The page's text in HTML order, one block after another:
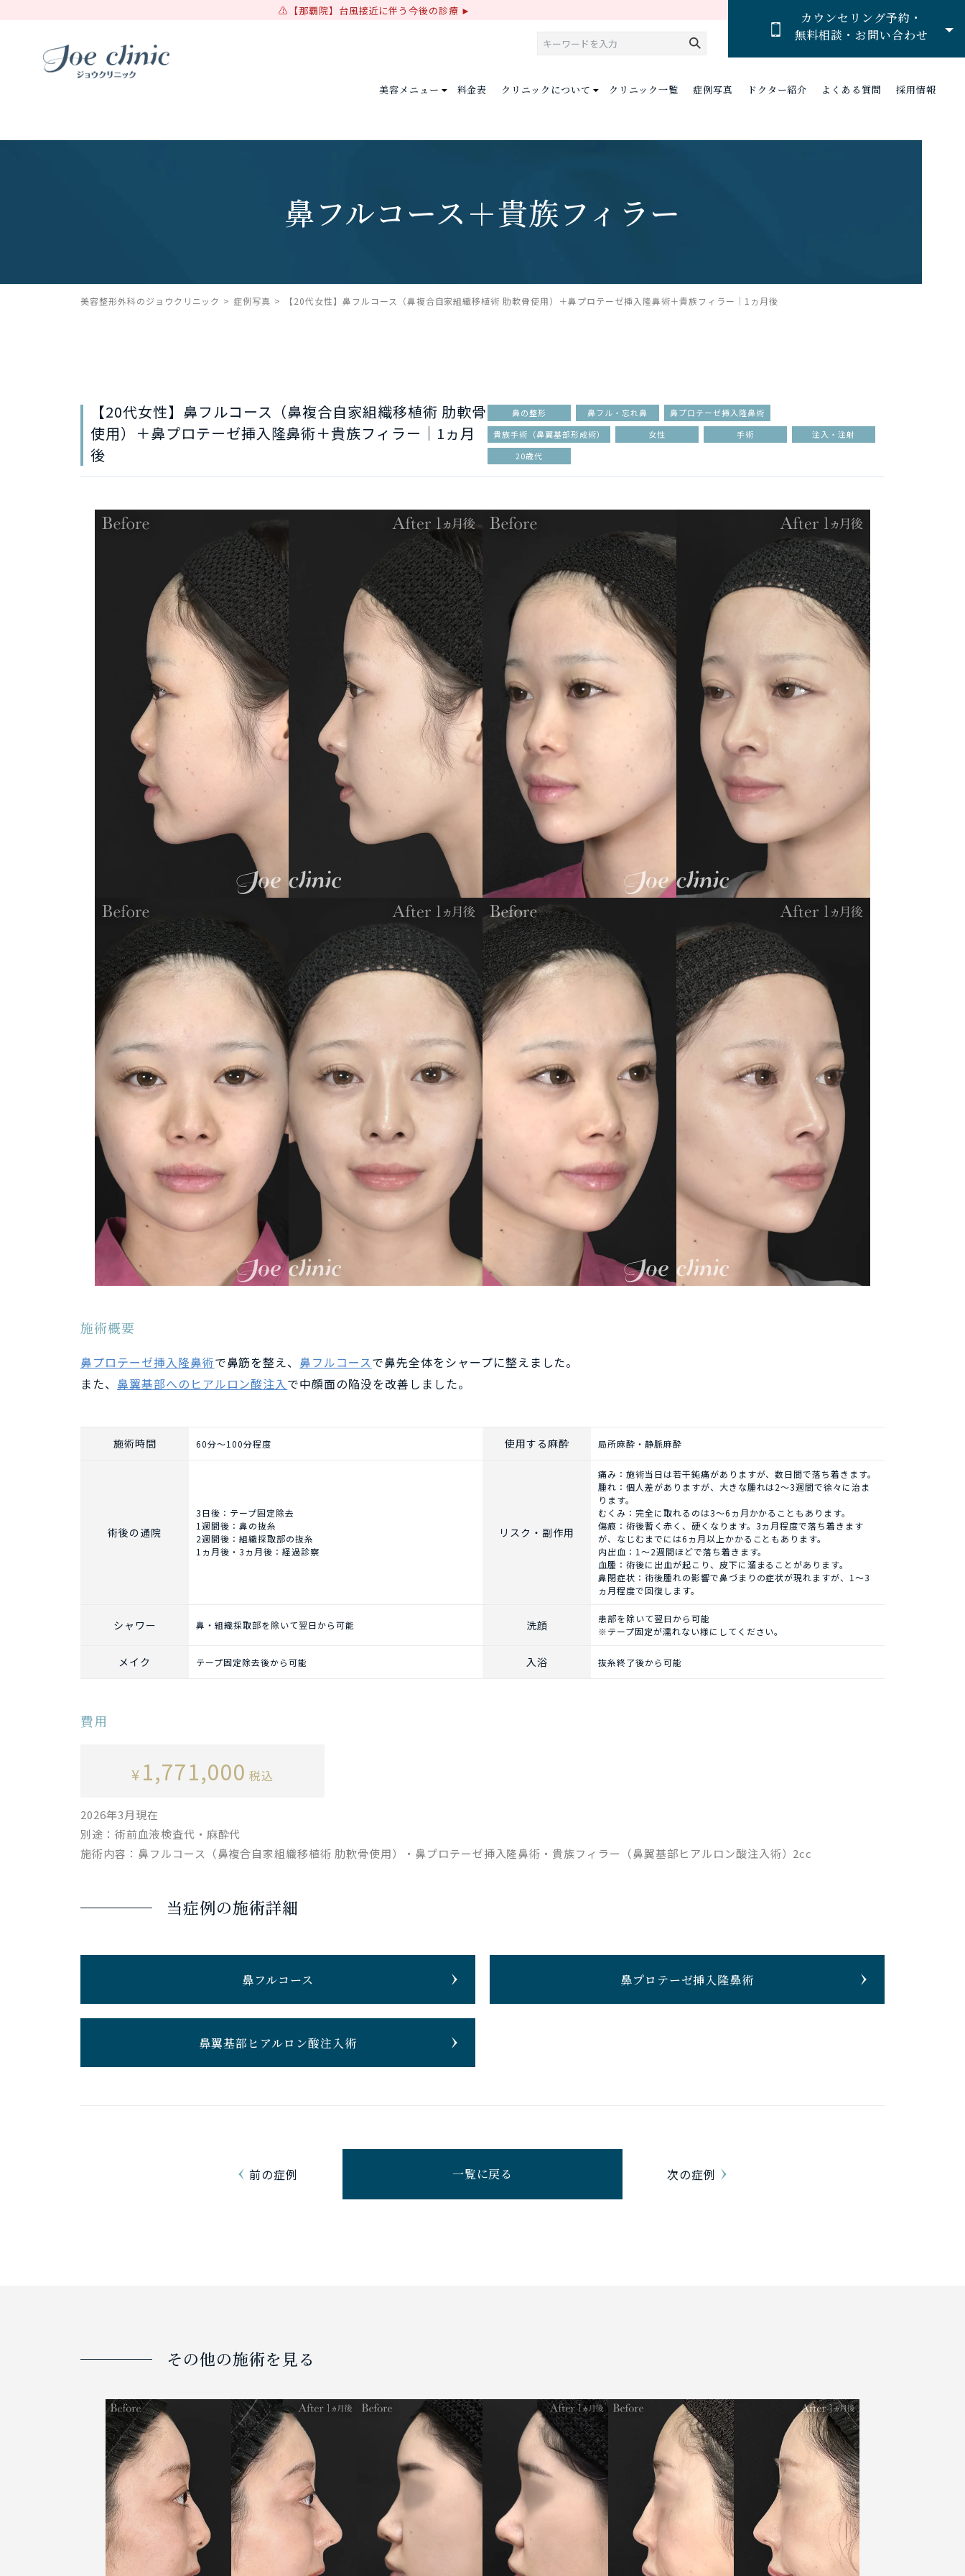
【那覇院】台風接近に伴う今後の診療
カウンセリング予約・
無料相談・お問い合わせ
美容メニュー 料金表 クリニックについて クリニック一覧 症例写真 ドクター紹介 よくある質問 採用情報
鼻フルコース＋貴族フィラー
美容整形外科のジョウクリニック 症例写真 【20代女性】鼻フルコース（鼻複合自家組織移植術 肋軟骨使用）＋鼻プロテーゼ挿入隆鼻術＋貴族フィラー｜1ヵ月後
【20代女性】鼻フルコース（鼻複合自家組織移植術 肋軟骨
使用）＋鼻プロテーゼ挿入隆鼻術＋貴族フィラー｜1ヵ月
後
鼻の整形 鼻フル・忘れ鼻
鼻プロテーゼ挿入隆鼻術
貴族手術（鼻翼基部形成術）
女性 手術
注入・注射
20歳代
施術概要
鼻プロテーゼ挿入隆鼻術で鼻筋を整え、 鼻フルコースで鼻先全体をシャープに整えました。
また、 鼻翼基部へのヒアルロン酸注入で中顔面の陥没を改善しました。
施術時間 60分～100分程度 使用する麻酔 局所麻酔・静脈麻酔
術後の通院
3日後：テープ固定除去
1週間後：鼻の抜糸
2週間後：組織採取部の抜糸
1ヵ月後・3ヵ月後：経過診察
リスク・副作用
痛み：施術当日は若干鈍痛がありますが、数日間で落ち着きます。
腫れ：個人差がありますが、大きな腫れは2～3週間で徐々に治ま
ります。
むくみ：完全に取れるのは3～6ヵ月かかることもあります。
傷痕：術後暫く赤く、硬くなります。3ヵ月程度で落ち着きます
が、なじむまでには6ヵ月以上かかることもあります。
内出血：1～2週間ほどで落ち着きます。
血腫：術後に出血が起こり、皮下に溜まることがあります。
鼻閉症状：術後腫れの影響で鼻づまりの症状が現れますが、1～3
ヵ月程度で回復します。
シャワー 鼻・組織採取部を除いて翌日から可能 洗顔
患部を除いて翌日から可能
※テープ固定が濡れない様にしてください。
メイク テープ固定除去後から可能 入浴 抜糸終了後から可能
費用
¥ 1,771,000 税込
2026年3月現在
別途：術前血液検査代・麻酔代
施術内容：鼻フルコース（鼻複合自家組織移植術 肋軟骨使用）・鼻プロテーゼ挿入隆鼻術・貴族フィラー（鼻翼基部ヒアルロン酸注入術）2cc
当症例の施術詳細
鼻フルコース 鼻プロテーゼ挿入隆鼻術
鼻翼基部ヒアルロン酸注入術
前の症例 次の症例
一覧に戻る
その他の施術を見る